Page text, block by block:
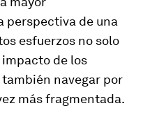
perspectiva de una
esfuerzos no solo
de los
navegar por
más fragmentada.